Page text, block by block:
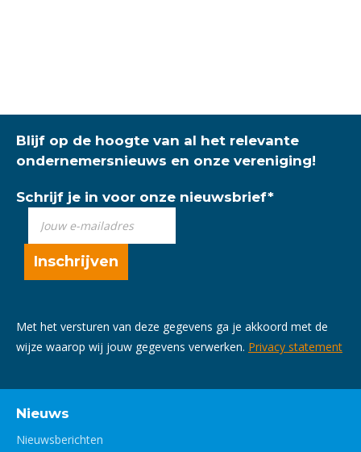
Blijf op de hoogte van al het relevante
ondernemersnieuws en onze vereniging!
Schrijf je in voor onze nieuwsbrief*
Met het versturen van deze gegevens ga je akkoord met de
wijze waarop wij jouw gegevens verwerken. Privacy statement
Nieuws
Nieuwsberichten